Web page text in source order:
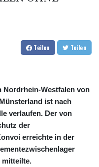
Teilen Teilen
Westfalen von
ist nach
verlaufen. Der von
der
erreichte in der
mitteilte.